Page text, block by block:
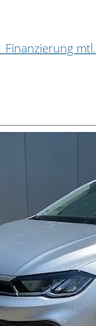
Finanzierung mtl.